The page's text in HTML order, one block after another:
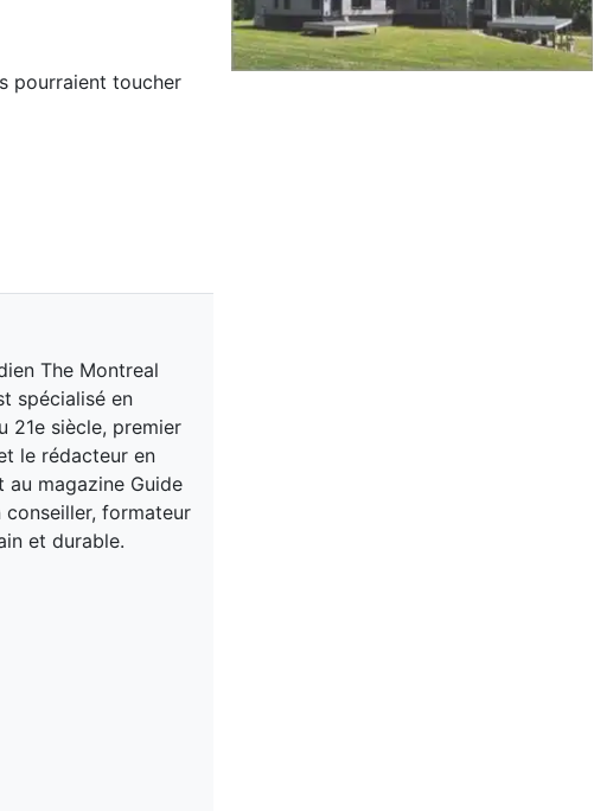
pourraient toucher
The Montreal
spécialisé en
21e siècle, premier
le rédacteur en
magazine Guide
conseiller, formateur
et durable.